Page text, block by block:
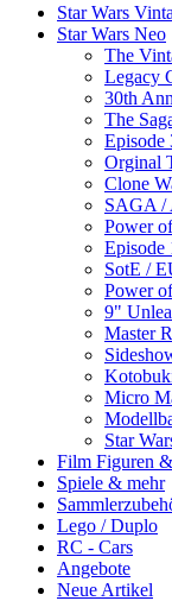
Star Wars
Star Wars Neo
The
Legacy
30th
The
Episode
Orginal
Clone
SAGA /
Power
Episode
SotE /
Power
9"
Master
Micro
Star
Film Figuren
Spiele & mehr
Lego / Duplo
RC - Cars
Angebote
Neue Artikel